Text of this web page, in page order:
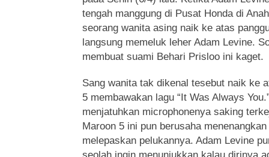
tengah manggung di Pusat Honda di
seorang wanita asing naik ke atas
langsung memeluk leher Adam Levine.
membuat suami Behari Prisloo ini kaget.
Sang wanita tak dikenal tesebut naik ke
5 membawakan lagu “It Was Always
menjatuhkan microphonenya saking
Maroon 5 ini pun berusaha
melepaskan pelukannya. Adam Levine